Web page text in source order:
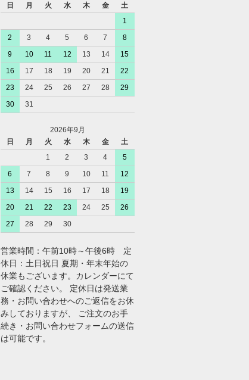
日
月 火 水 木 金
土
1
2
3 4 5 6 7
8
9
10 11 12 13 14
15
16
17 18 19 20 21
22
23
24 25 26 27 28
29
30
31
2026年9月
日
月 火 水 木 金
土
1
2 3 4
5
6
7 8 9 10 11
12
13
14 15 16 17 18
19
20
21 22 23 24 25
26
27
28 29 30
営業時間：午前10時～午後6時 定
休日：土日祝日 夏期・年末年始の
休業もございます。カレンダーにて
ご確認ください。 定休日は発送業
務・お問い合わせへのご返信をお休
みしておりますが、 ご注文のお手
続き・お問い合わせフォームの送信
は可能です。